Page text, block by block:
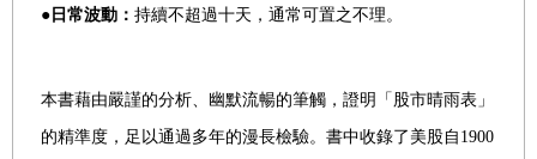
●日常波動： 持續不超過十天，通常可置之不理。
本書藉由嚴謹的分析、幽默流暢的筆觸，證明「股市晴雨表」
的精準度，足以通過多年的漫長檢驗。書中收錄了美股自1900